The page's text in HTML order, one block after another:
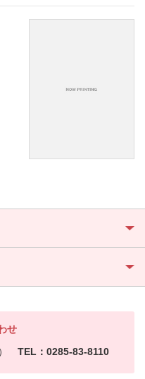
せ
TEL：0285-83-8110